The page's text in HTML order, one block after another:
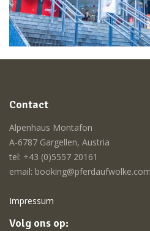
Contact
Alpenhaus Montafon
A-6787 Gargellen, Austria
tel: +43 (0)5557 20161
email: booking@pferdaufwolke.com
Impressum
Volg ons op: